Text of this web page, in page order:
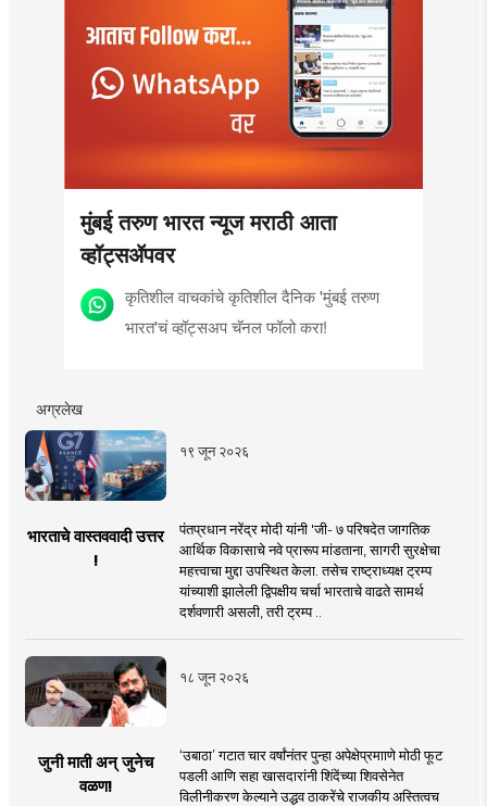
मुंबई तरुण भारत न्यूज मराठी आता
व्हॉट्सॲपवर
कृतिशील वाचकांचे कृतिशील दैनिक 'मुंबई तरुण
भारत'चं व्हॉट्सअप चॅनल फॉलो करा!
अग्रलेख
१९ जून २०२६
भारताचे वास्तववादी उत्तर
!
पंतप्रधान नरेंद्र मोदी यांनी 'जी- ७ परिषदेत जागतिक
आर्थिक विकासाचे नवे प्रारूप मांडताना, सागरी सुरक्षेचा
महत्त्वाचा मुद्दा उपस्थित केला. तसेच राष्ट्राध्यक्ष ट्रम्प
यांच्याशी झालेली द्विपक्षीय चर्चा भारताचे वाढते सामर्थ
दर्शवणारी असली, तरी ट्रम्प ..
१८ जून २०२६
जुनी माती अन् जुनेच
वळण!
‘उबाठा’ गटात चार वर्षांनंतर पुन्हा अपेक्षेप्रमााणे मोठी फूट
पडली आणि सहा खासदारांनी शिंदेंच्या शिवसेनेत
विलीनीकरण केल्याने उद्धव ठाकरेंचे राजकीय अस्तित्वच